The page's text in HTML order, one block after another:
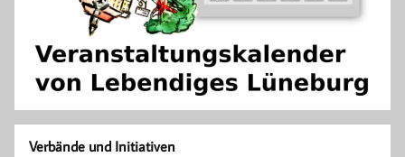
Verbände und Initiativen